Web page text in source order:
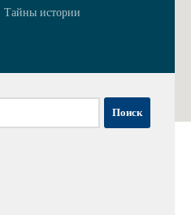
Тайны истории